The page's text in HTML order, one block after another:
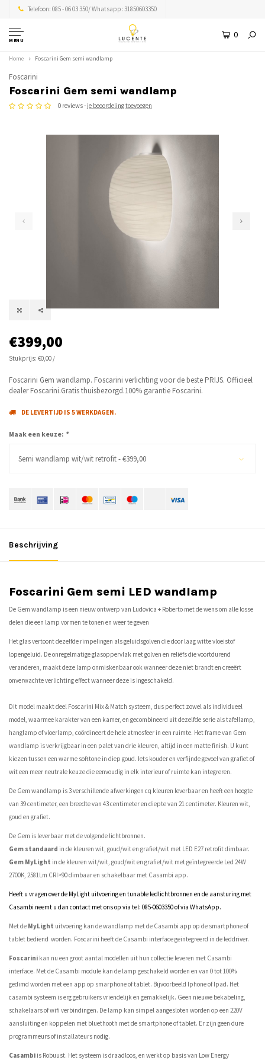
Telefoon: 085 - 06 03 350/ Whatsapp: 31850603350
MENU
0
Home Foscarini Gem semi wandlamp
Foscarini
Foscarini Gem semi wandlamp
0 reviews - je beoordeling toevoegen
€399,00
Stukprijs: €0,00 /
Foscarini Gem wandlamp. Foscarini verlichting voor de beste PRIJS. Officieel
dealer Foscarini.Gratis thuisbezorgd.100% garantie Foscarini.
DE LEVERTIJD IS 5 WERKDAGEN.
Maak een keuze: *
Semi wandlamp wit/wit retrofit - €399,00
Beschrijving
Foscarini Gem semi LED wandlamp
De Gem wandlamp is een nieuw ontwerp van Ludovica + Roberto met de wens om alle losse
delen die een lamp vormen te tonen en weer te geven
Het glas vertoont dezelfde rimpelingen als geluidsgolven die door laag witte vloeistof
lopengeluid. De onregelmatige glasoppervlak met golven en reliëfs die voortdurend
veranderen, maakt deze lamp onmiskenbaar ook wanneer deze niet brandt en creeërt
onverwachte verlichting effect wanneer deze is ingeschakeld.
Dit model maakt deel Foscarini Mix & Match systeem, dus perfect zowel als individueel
model, waarmee karakter van een kamer, en gecombineerd uit dezelfde serie als tafellamp,
hanglamp of vloerlamp, coördineert de hele atmosfeer in een ruimte. Het frame van Gem
wandlamp is verkrijgbaar in een palet van drie kleuren, altijd in een matte finish. U kunt
kiezen tussen een warme softtone in diep goud. Iets kouder en verfijnde gevoel van grafiet of
wit een meer neutrale keuze die eenvoudig in elk interieur of ruimte kan integreren.
De Gem wandlamp is 3 verschillende afwerkingen cq kleuren leverbaar en heeft een hoogte
van 39 centimeter, een breedte van 43 centimeter en diepte van 21 centimeter. Kleuren wit,
goud en grafiet.
De Gem is leverbaar met de volgende lichtbronnen.
Gem standaard in de kleuren wit, goud/wit en grafiet/wit met LED E27 retrofit dimbaar.
Gem MyLight in de kleuren wit/wit, goud/wit en grafiet/wit met geïntegreerde Led 24W
2700K, 2581Lm CRI>90 dimbaar en schakelbaar met Casambi app.
Heeft u vragen over de MyLight uitvoering en tunable ledlichtbronnen en de aansturing met
Casambi neemt u dan contact met ons op via tel: 085-0603350 of via WhatsApp.
Met de MyLight uitvoering kan de wandlamp met de Casambi app op de smartphone of
tablet bediend worden. Foscarini heeft de Casambi interface geintegreerd in de leddriver.
Foscarini kan nu een groot aantal modellen uit hun collectie leveren met Casambi
interface. Met de Casambi module kan de lamp geschakeld worden en van 0 tot 100%
gedimd worden met een app op smarphone of tablet. Bijvoorbeeld Iphone of Ipad. Het
casambi systeem is erg gebruikers vriendelijk en gemakkelijk. Geen nieuwe bekabeling,
schakelaars of wifi verbindingen. De lamp kan simpel aangesloten worden op een 220V
aansluiting en koppelen met bluethooth met de smartphone of tablet. Er zijn geen dure
programmeurs of installateurs nodig.
Casambi is Robuust. Het systeem is draadloos, en werkt op basis van Low Energy